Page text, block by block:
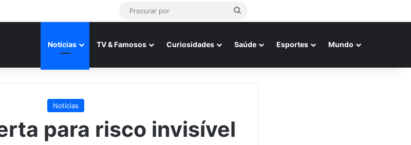
Procurar
Notícias TV & Famosos Curiosidades Saúde Esportes Mundo
Notícias
para risco invisível